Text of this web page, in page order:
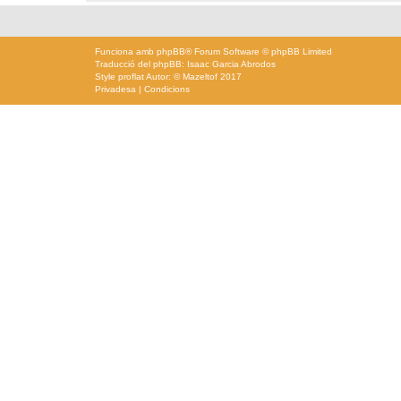
Funciona amb phpBB® Forum Software © phpBB Limited
Traducció del phpBB: Isaac Garcia Abrodos
Style proflatAutor: ©Mazeltof 2017
Privadesa | Condicions